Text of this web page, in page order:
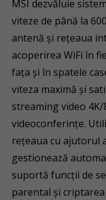
MSI dezvăluie
viteze de până la
antenă și rețeaua
acoperirea WiFi în
fața și în spatele
viteza maximă și
streaming video
videoconferințe.
rețeaua cu ajutorul
gestionează
suportă funcții de
parental și